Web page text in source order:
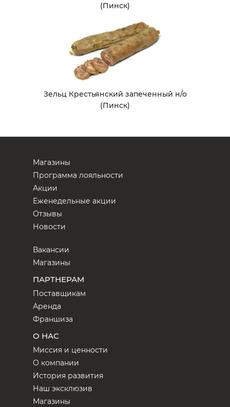
(Пинск)
Зельц Крестьянский запеченный н/о
(Пинск)
Магазины
Программа лояльности
Акции
Еженедельные акции
Отзывы
Новости
Вакансии
Магазины
ПАРТНЕРАМ
Поставщикам
Аренда
Франшиза
О НАС
Миссия и ценности
О компании
История развития
Наш эксклюзив
Магазины